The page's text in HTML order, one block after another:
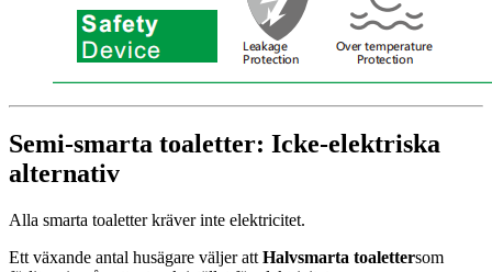
Semi-smarta toaletter: Icke-elektriska
alternativ
Alla smarta toaletter kräver inte elektricitet.
Ett växande antal husägare väljer att Halvsmarta toalettersom